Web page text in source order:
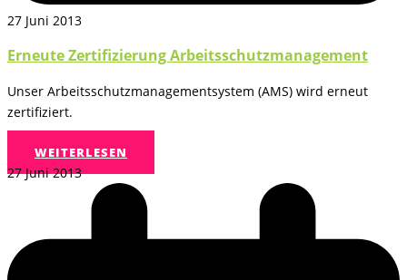
27 Juni 2013
Erneute Zertifizierung Arbeitsschutzmanagement
Unser Arbeitsschutzmanagementsystem (AMS) wird erneut
zertifiziert.
WEITERLESEN
27 Juni 2013